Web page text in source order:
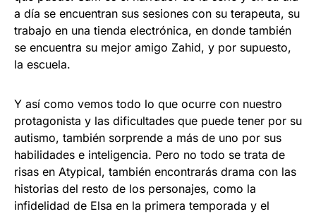
a día se encuentran sus sesiones con su terapeuta, su
trabajo en una tienda electrónica, en donde también
se encuentra su mejor amigo Zahid, y por supuesto,
la escuela.
Y así como vemos todo lo que ocurre con nuestro
protagonista y las dificultades que puede tener por su
autismo, también sorprende a más de uno por sus
habilidades e inteligencia. Pero no todo se trata de
risas en Atypical, también encontrarás drama con las
historias del resto de los personajes, como la
infidelidad de Elsa en la primera temporada y el